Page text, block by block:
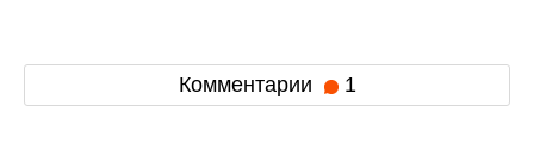
Комментарии 1